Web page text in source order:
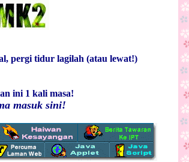
pergi tidur lagilah (atau lewat!)
ini 1 kali masa!
masuk sini!